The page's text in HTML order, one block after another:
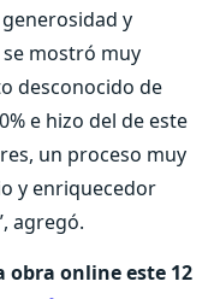
y
se mostró muy
desconocido de
e hizo del de este
un proceso muy
y enriquecedor
agregó.
obra online este 12